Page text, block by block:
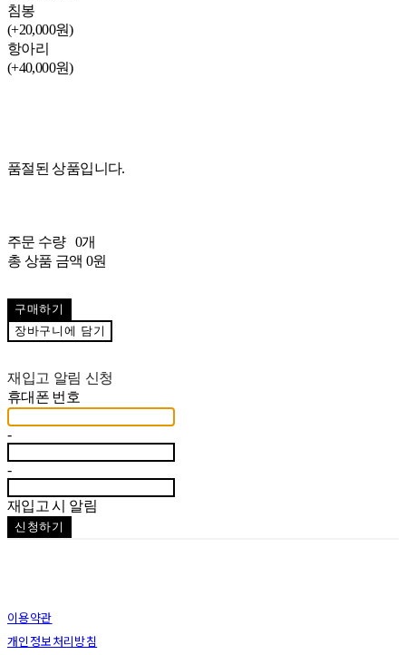
침봉
(+20,000원)
항아리
(+40,000원)
품절된 상품입니다.
주문 수량 0개
총 상품 금액 0원
구매하기
장바구니에 담기
재입고 알림 신청
휴대폰 번호
-
-
재입고 시 알림
신청하기
이용약관
개인정보처리방침